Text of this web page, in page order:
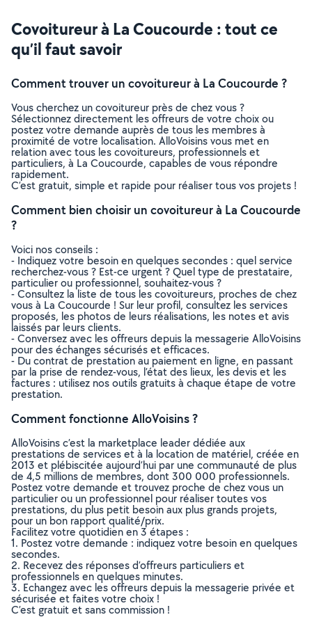
Covoitureur à La Coucourde : tout ce
qu’il faut savoir
Comment trouver un covoitureur à La Coucourde ?
Vous cherchez un covoitureur près de chez vous ?
Sélectionnez directement les offreurs de votre choix ou
postez votre demande auprès de tous les membres à
proximité de votre localisation. AlloVoisins vous met en
relation avec tous les covoitureurs, professionnels et
particuliers, à La Coucourde, capables de vous répondre
rapidement.
C’est gratuit, simple et rapide pour réaliser tous vos projets !
Comment bien choisir un covoitureur à La Coucourde
?
Voici nos conseils :
- Indiquez votre besoin en quelques secondes : quel service
recherchez-vous ? Est-ce urgent ? Quel type de prestataire,
particulier ou professionnel, souhaitez-vous ?
- Consultez la liste de tous les covoitureurs, proches de chez
vous à La Coucourde ! Sur leur profil, consultez les services
proposés, les photos de leurs réalisations, les notes et avis
laissés par leurs clients.
- Conversez avec les offreurs depuis la messagerie AlloVoisins
pour des échanges sécurisés et efficaces.
- Du contrat de prestation au paiement en ligne, en passant
par la prise de rendez-vous, l’état des lieux, les devis et les
factures : utilisez nos outils gratuits à chaque étape de votre
prestation.
Comment fonctionne AlloVoisins ?
AlloVoisins c’est la marketplace leader dédiée aux
prestations de services et à la location de matériel, créée en
2013 et plébiscitée aujourd’hui par une communauté de plus
de 4,5 millions de membres, dont 300 000 professionnels.
Postez votre demande et trouvez proche de chez vous un
particulier ou un professionnel pour réaliser toutes vos
prestations, du plus petit besoin aux plus grands projets,
pour un bon rapport qualité/prix.
Facilitez votre quotidien en 3 étapes :
1. Postez votre demande : indiquez votre besoin en quelques
secondes.
2. Recevez des réponses d’offreurs particuliers et
professionnels en quelques minutes.
3. Echangez avec les offreurs depuis la messagerie privée et
sécurisée et faites votre choix !
C’est gratuit et sans commission !